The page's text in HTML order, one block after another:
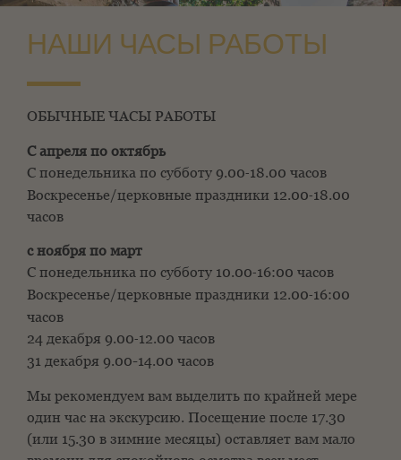
НАШИ ЧАСЫ РАБОТЫ
ОБЫЧНЫЕ ЧАСЫ РАБОТЫ
С апреля по октябрь
С понедельника по субботу 9.00-18.00 часов
Воскресенье/церковные праздники 12.00-18.00
часов
с ноября по март
С понедельника по субботу 10.00-16:00 часов
Воскресенье/церковные праздники 12.00-16:00
часов
24 декабря 9.00-12.00 часов
31 декабря 9.00-14.00 часов
Мы рекомендуем вам выделить по крайней мере
один час на экскурсию. Посещение после 17.30
(или 15.30 в зимние месяцы) оставляет вам мало